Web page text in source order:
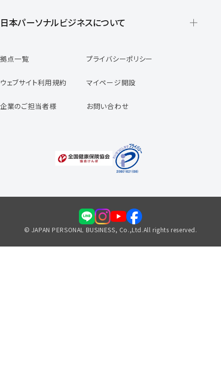
登録から就業開始までの流れ
日本パーソナルビジネスについて
スタッフの声
専任コンサルタントの声
福利厚生のご案内
拠点一覧 プライバシーポリシー
ウェブサイト利用規約 マイページ開設
企業のご担当者様 お問い合わせ
© JAPAN PERSONAL BUSINESS, Co.,Ltd.All rights reserved.